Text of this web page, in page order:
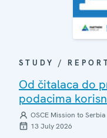
STUDY /
Od čitalaca do
podacima
OSCE Mission to Serbia
13 July 2026